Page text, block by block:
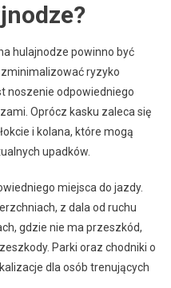
hulajnodze powinno być
ryzyko
noszenie odpowiedniego
Oprócz kasku zaleca się
i kolana, które mogą
upadków.
miejsca do jazdy.
z dala od ruchu
gdzie nie ma przeszkód,
Parki oraz chodniki o
dla osób trenujących